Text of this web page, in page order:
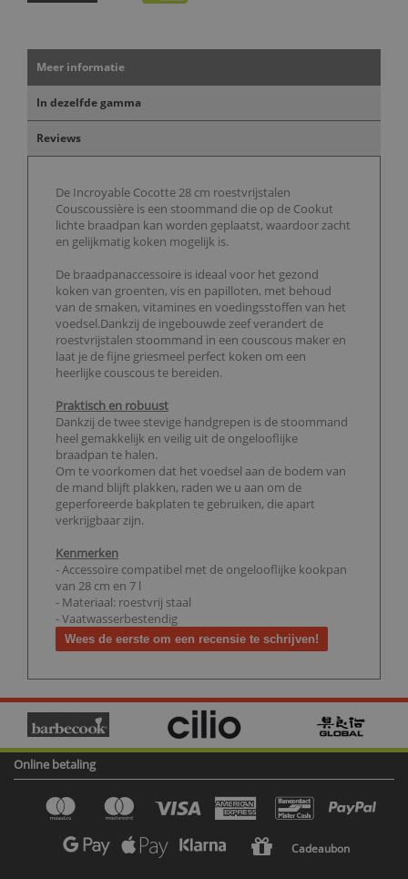
Meer informatie
In dezelfde gamma
Reviews
De Incroyable Cocotte 28 cm roestvrijstalen
Couscoussière is een stoommand die op de Cookut
lichte braadpan kan worden geplaatst, waardoor zacht
en gelijkmatig koken mogelijk is.
De braadpanaccessoire is ideaal voor het gezond
koken van groenten, vis en papilloten, met behoud
van de smaken, vitamines en voedingsstoffen van het
voedsel.Dankzij de ingebouwde zeef verandert de
roestvrijstalen stoommand in een couscous maker en
laat je de fijne griesmeel perfect koken om een
heerlijke couscous te bereiden.
Praktisch en robuust
Dankzij de twee stevige handgrepen is de stoommand
heel gemakkelijk en veilig uit de ongelooflijke
braadpan te halen.
Om te voorkomen dat het voedsel aan de bodem van
de mand blijft plakken, raden we u aan om de
geperforeerde bakplaten te gebruiken, die apart
verkrijgbaar zijn.
Kenmerken
- Accessoire compatibel met de ongelooflijke kookpan
van 28 cm en 7 l
- Materiaal: roestvrij staal
- Vaatwasserbestendig
Wees de eerste om een recensie te schrijven!
Online betaling
Cadeaubon